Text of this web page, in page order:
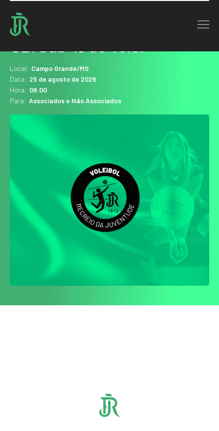
Home : Agenda
Local: Campo Grande/MS
Data: 25 de agosto de 2026
Hora: 08:00
Para: Associados e Não Associados